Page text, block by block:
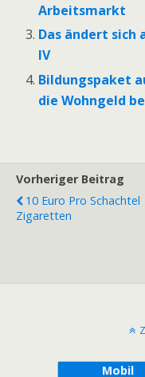
Arbeitsmarkt
Das ändert sich
IV
Bildungspaket
die Wohngeld
Vorheriger Beitrag
10 Euro Pro Schachtel
Zigaretten
Mobil